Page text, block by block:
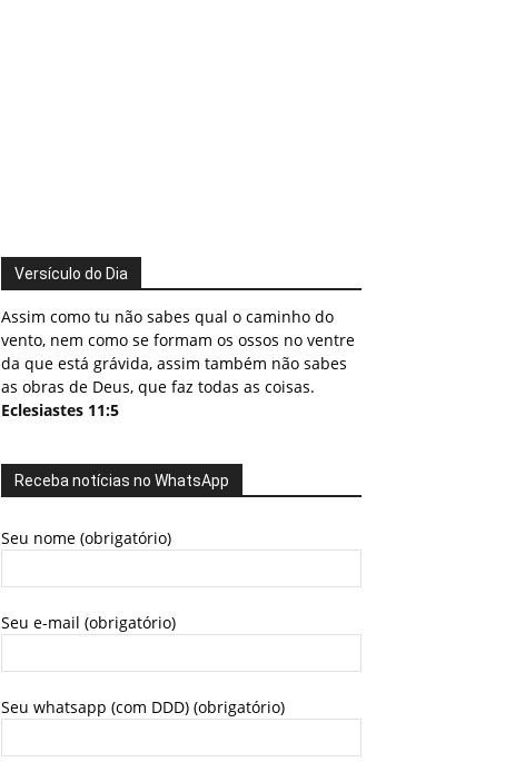
Versículo do Dia
Assim como tu não sabes qual o caminho do
vento, nem como se formam os ossos no ventre
da que está grávida, assim também não sabes
as obras de Deus, que faz todas as coisas.
Eclesiastes 11:5
Receba notícias no WhatsApp
Seu nome (obrigatório)
Seu e-mail (obrigatório)
Seu whatsapp (com DDD) (obrigatório)